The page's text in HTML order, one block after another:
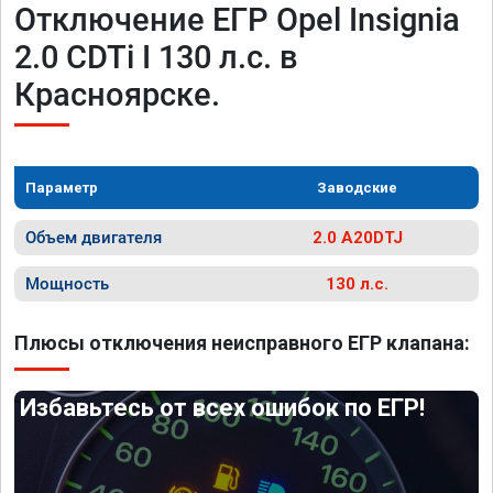
Отключение ЕГР Opel Insignia
2.0 CDTi I 130 л.с. в
Красноярске.
Параметр Заводские
Объем двигателя 2.0 A20DTJ
Мощность 130 л.с.
Плюсы отключения неисправного ЕГР клапана:
Избавьтесь от всех ошибок по ЕГР!